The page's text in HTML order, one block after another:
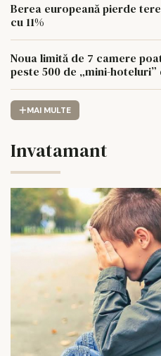
Berea europeană pierde
cu 11%
Noua limită de 7 camere
peste 500 de „mini-hoteluri”
MAI MULTE
Invatamant